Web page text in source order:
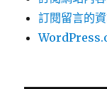
訂閱留言的